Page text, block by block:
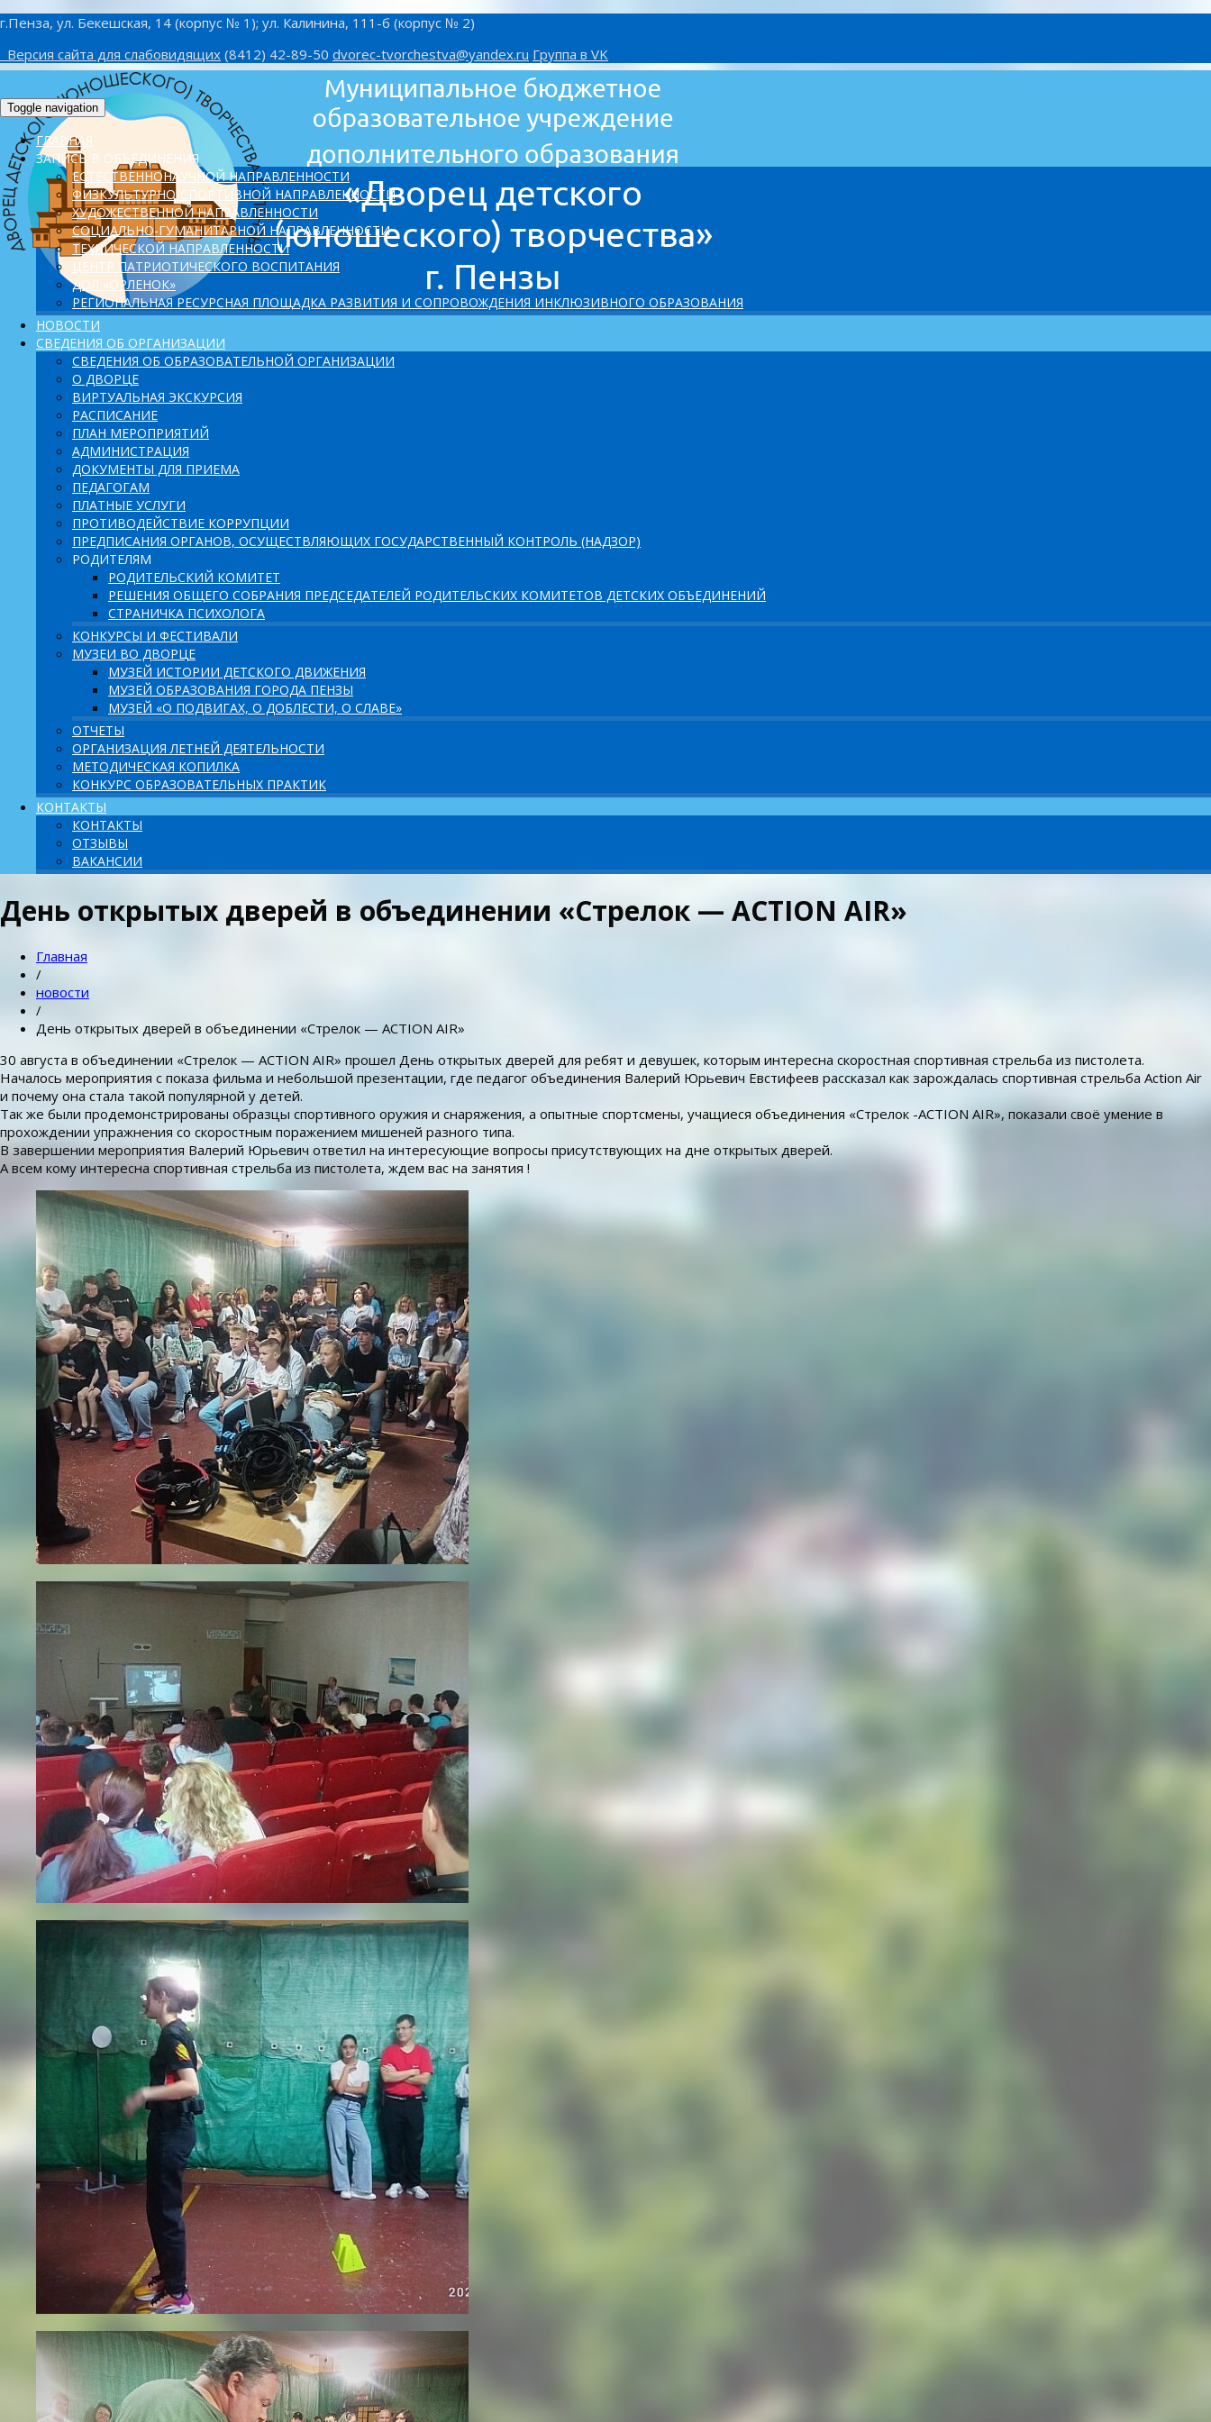
г.Пенза, ул. Бекешская, 14 (корпус № 1); ул. Калинина, 111-б (корпус № 2)
Версия сайта для слабовидящих (8412) 42-89-50 dvorec-tvorchestva@yandex.ru Группа в VK
Toggle navigation
ГЛАВНАЯ
ЗАПИСЬ В ОБЪЕДИНЕНИЯ
ЕСТЕСТВЕННОНАУЧНОЙ НАПРАВЛЕННОСТИ
ФИЗКУЛЬТУРНО-СПОРТИВНОЙ НАПРАВЛЕННОСТИ
ХУДОЖЕСТВЕННОЙ НАПРАВЛЕННОСТИ
СОЦИАЛЬНО-ГУМАНИТАРНОЙ НАПРАВЛЕННОСТИ
ТЕХНИЧЕСКОЙ НАПРАВЛЕННОСТИ
ЦЕНТР ПАТРИОТИЧЕСКОГО ВОСПИТАНИЯ
ДОЛ «ОРЛЕНОК»
PЕГИОНАЛЬНАЯ РЕСУРСНАЯ ПЛОЩАДКА РАЗВИТИЯ И СОПРОВОЖДЕНИЯ ИНКЛЮЗИВНОГО ОБРАЗОВАНИЯ
НОВОСТИ
СВЕДЕНИЯ ОБ ОРГАНИЗАЦИИ
СВЕДЕНИЯ ОБ ОБРАЗОВАТЕЛЬНОЙ ОРГАНИЗАЦИИ
О ДВОРЦЕ
ВИРТУАЛЬНАЯ ЭКСКУРСИЯ
РАСПИСАНИЕ
ПЛАН МЕРОПРИЯТИЙ
АДМИНИСТРАЦИЯ
ДОКУМЕНТЫ ДЛЯ ПРИЕМА
ПЕДАГОГАМ
ПЛАТНЫЕ УСЛУГИ
ПРОТИВОДЕЙСТВИЕ КОРРУПЦИИ
ПРЕДПИСАНИЯ ОРГАНОВ, ОСУЩЕСТВЛЯЮЩИХ ГОСУДАРСТВЕННЫЙ КОНТРОЛЬ (НАДЗОР)
РОДИТЕЛЯМ
РОДИТЕЛЬСКИЙ КОМИТЕТ
РЕШЕНИЯ ОБЩЕГО СОБРАНИЯ ПРЕДСЕДАТЕЛЕЙ РОДИТЕЛЬСКИХ КОМИТЕТОВ ДЕТСКИХ ОБЪЕДИНЕНИЙ
СТРАНИЧКА ПСИХОЛОГА
КОНКУРСЫ И ФЕСТИВАЛИ
МУЗЕИ ВО ДВОРЦЕ
МУЗЕЙ ИСТОРИИ ДЕТСКОГО ДВИЖЕНИЯ
МУЗЕЙ ОБРАЗОВАНИЯ ГОРОДА ПЕНЗЫ
МУЗЕЙ «О ПОДВИГАХ, О ДОБЛЕСТИ, О СЛАВЕ»
ОТЧЕТЫ
ОРГАНИЗАЦИЯ ЛЕТНЕЙ ДЕЯТЕЛЬНОСТИ
МЕТОДИЧЕСКАЯ КОПИЛКА
КОНКУРС ОБРАЗОВАТЕЛЬНЫХ ПРАКТИК
КОНТАКТЫ
КОНТАКТЫ
ОТЗЫВЫ
ВАКАНСИИ
День открытых дверей в объединении «Стрелок — ACTION AIR»
Главная
/
новости
/
День открытых дверей в объединении «Стрелок — ACTION AIR»
30 августа в объединении «Стрелок — ACTION AIR» прошел День открытых дверей для ребят и девушек, которым интересна скоростная спортивная стрельба из пистолета.
Началось мероприятия с показа фильма и небольшой презентации, где педагог объединения Валерий Юрьевич Евстифеев рассказал как зарождалась спортивная стрельба Action Air
и почему она стала такой популярной у детей.
Так же были продемонстрированы образцы спортивного оружия и снаряжения, а опытные спортсмены, учащиеся объединения «Стрелок -ACTION AIR», показали своё умение в
прохождении упражнения со скоростным поражением мишеней разного типа.
В завершении мероприятия Валерий Юрьевич ответил на интересующие вопросы присутствующих на дне открытых дверей.
А всем кому интересна спортивная стрельба из пистолета, ждем вас на занятия !